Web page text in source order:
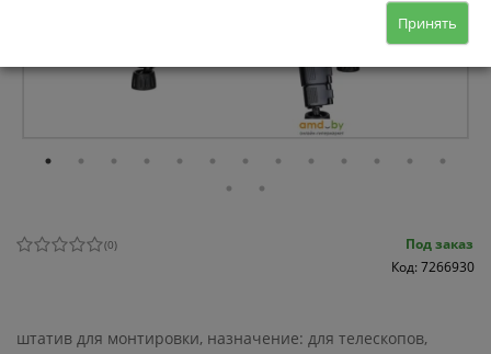
(0)
Под заказ
Код: 7266930
штатив для монтировки, назначение: для телескопов,
Принять